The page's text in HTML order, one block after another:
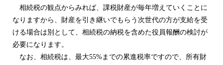
相続税の観点からみれば、課税財産が毎年増えていくことに
なりますから、財産を引き継いでもらう次世代の方が支給を受
ける場合は別として、相続税の納税を含めた役員報酬の検討が
必要になります。
なお、相続税は、最大55%までの累進税率ですので、所有財